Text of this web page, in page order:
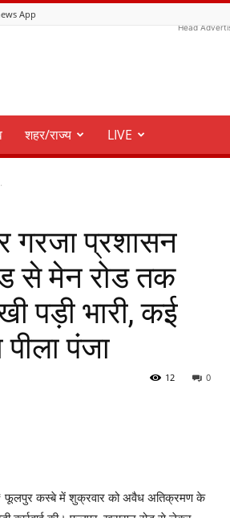
App
Head
शहर/राज्य LIVE
प्रशासन
से मेन रोड तक
पड़ी भारी, कई
पंजा
0
12
कस्बे में शुक्रवार को अवैध अतिक्रमण के